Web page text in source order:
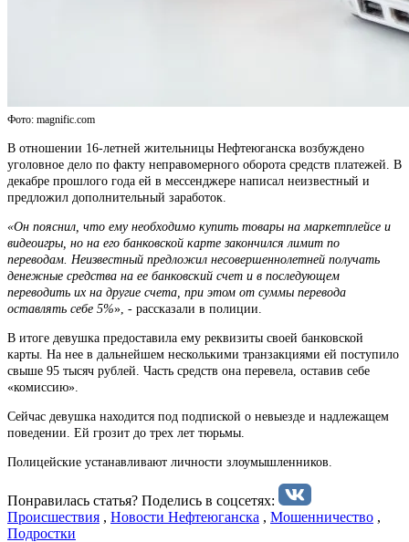
Фото: magnific.com
В отношении 16-летней жительницы Нефтеюганска возбуждено
уголовное дело по факту неправомерного оборота средств платежей. В
декабре прошлого года ей в мессенджере написал неизвестный и
предложил дополнительный заработок.
«Он пояснил, что ему необходимо купить товары на маркетплейсе и
видеоигры, но на его банковской карте закончился лимит по
переводам. Неизвестный предложил несовершеннолетней получать
денежные средства на ее банковский счет и в последующем
переводить их на другие счета, при этом от суммы перевода
оставлять себе 5%», - рассказали в полиции.
В итоге девушка предоставила ему реквизиты своей банковской
карты. На нее в дальнейшем несколькими транзакциями ей поступило
свыше 95 тысяч рублей. Часть средств она перевела, оставив себе
«комиссию».
Сейчас девушка находится под подпиской о невыезде и надлежащем
поведении. Ей грозит до трех лет тюрьмы.
Полицейские устанавливают личности злоумышленников.
Понравилась статья? Поделиcь в соцсетях:
Происшествия , Новости Нефтеюганска , Мошенничество ,
Подростки